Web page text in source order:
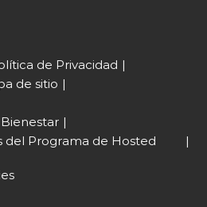
de Privacidad
de sitio
del Programa de Hosted